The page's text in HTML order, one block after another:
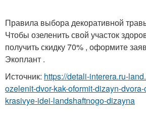
Правила выбора декоративной
Чтобы озеленить свой участок
получить скидку 70% , оформите
Экоплант .
Источник: https://detali-interera.ru-
ozelenit-dvor-kak-oformit-dizayn-
krasivye-idei-landshaftnogo-dizayna